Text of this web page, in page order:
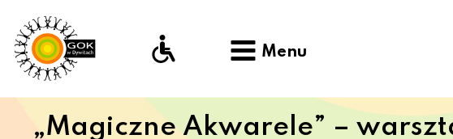
Menu
„Magiczne Akwarele” –